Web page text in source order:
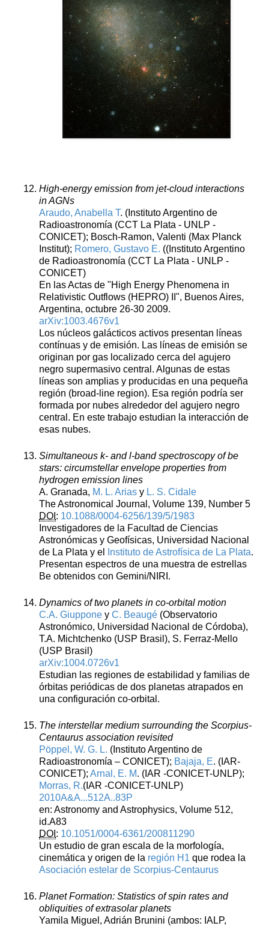
High-energy emission from jet-cloud interactions
in AGNs
Araudo, Anabella T. (Instituto Argentino de
Radioastronomía (CCT La Plata - UNLP -
CONICET); Bosch-Ramon, Valenti (Max Planck
Institut); Romero, Gustavo E. ((Instituto Argentino
de Radioastronomía (CCT La Plata - UNLP -
CONICET)
En las Actas de "High Energy Phenomena in
Relativistic Outflows (HEPRO) II", Buenos Aires,
Argentina, octubre 26-30 2009.
arXiv:1003.4676v1
Los núcleos galácticos activos presentan líneas
contínuas y de emisión. Las líneas de emisión se
originan por gas localizado cerca del agujero
negro supermasivo central. Algunas de estas
líneas son amplias y producidas en una pequeña
región (broad-line region). Esa región podría ser
formada por nubes alrededor del agujero negro
central. En este trabajo estudian la interacción de
esas nubes.
Simultaneous k- and l-band spectroscopy of be
stars: circumstellar envelope properties from
hydrogen emission lines
A. Granada, M. L. Arias y L. S. Cidale
The Astronomical Journal, Volume 139, Number 5
DOI : 10.1088/0004-6256/139/5/1983
Investigadores de la Facultad de Ciencias
Astronómicas y Geofísicas, Universidad Nacional
de La Plata y el
Instituto de Astrofísica de La Plata.
Presentan espectros de una muestra de estrellas
Be obtenidos con Gemini/NIRI.
Dynamics of two planets in co-orbital motion
C.A. Giuppone y C. Beaugé (Observatorio
Astronómico, Universidad Nacional de Córdoba),
T.A. Michtchenko (USP Brasil), S. Ferraz-Mello
(USP Brasil)
arXiv:1004.0726v1
Estudian las regiones de estabilidad y familias de
órbitas periódicas de dos planetas atrapados en
una configuración co-orbital.
The interstellar medium surrounding the Scorpius-
Centaurus association revisited
Pöppel, W. G. L. (Instituto Argentino de
Radioastronomía – CONICET); Bajaja, E. (IAR-
CONICET); Arnal, E. M. (IAR -CONICET-UNLP);
Morras, R.(IAR -CONICET-UNLP)
2010A&A...512A..83P
en: Astronomy and Astrophysics, Volume 512,
id.A83
DOI : 10.1051/0004-6361/200811290
Un estudio de gran escala de la morfología,
cinemática y origen de la región H1 que rodea la
Asociación estelar de Scorpius-Centaurus
Planet Formation: Statistics of spin rates and
obliquities of extrasolar planets
Yamila Miguel, Adrián Brunini (ambos: IALP,